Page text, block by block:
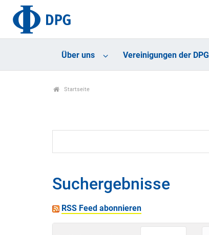
Über uns Vereinigungen der DPG
Startseite
Suchergebnisse
RSS Feed abonnieren